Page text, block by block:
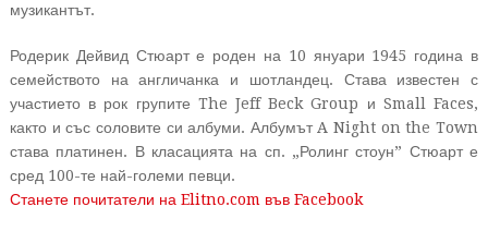
музикантът.
Родерик Дейвид Стюарт е роден на 10 януари 1945 година в
семейството на англичанка и шотландец. Става известен с
участието в рок групите The Jeff Beck Group и Small Faces,
както и със соловите си албуми. Албумът A Night on the Town
става платинен. В класацията на сп. „Ролинг стоун” Стюарт е
сред 100-те най-големи певци.
Станете почитатели на Elitno.com във Facebook